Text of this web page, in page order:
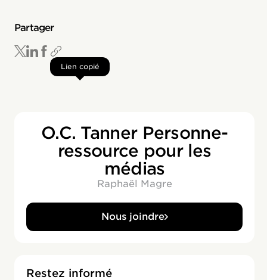
Partager
Lien copié
O.C. Tanner Personne-
ressource pour les
médias
Raphaël Magre
Nous joindre
Restez informé